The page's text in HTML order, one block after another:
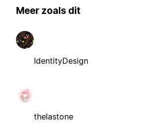
Meer zoals dit
IdentityDesign
thelastone